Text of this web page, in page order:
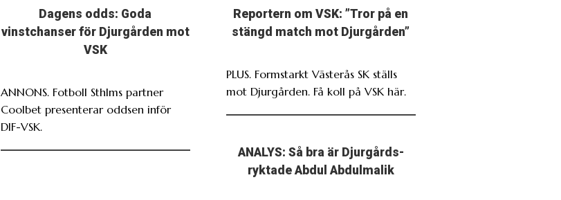
Dagens odds: Goda
vinstchanser för Djurgården mot
VSK
ANNONS. Fotboll Sthlms partner
Coolbet presenterar oddsen inför
DIF-VSK.
Reportern om VSK: ”Tror på en
stängd match mot Djurgården”
PLUS. Formstarkt Västerås SK ställs
mot Djurgården. Få koll på VSK här.
ANALYS: Så bra är Djurgårds-
ryktade Abdul Abdulmalik